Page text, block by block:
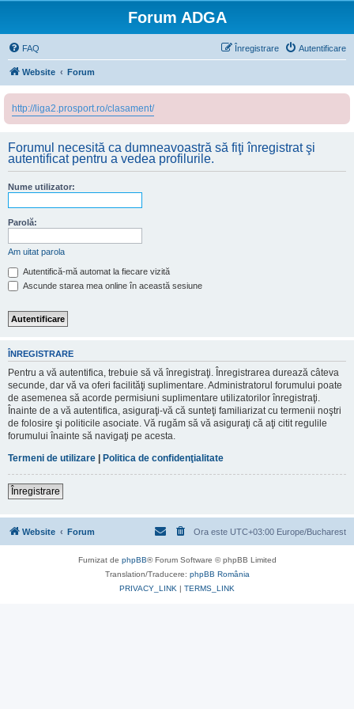
Forum ADGA
FAQ Autentificare
Înregistrare
Website Forum
http://liga2.prosport.ro/clasament/
Forumul necesită ca dumneavoastră să fiţi înregistrat şi
autentificat pentru a vedea profilurile.
Nume utilizator:
Parolă:
Am uitat parola
Autentifică-mă automat la fiecare vizită
Ascunde starea mea online în această sesiune
ÎNREGISTRARE
Pentru a vă autentifica, trebuie să vă înregistraţi. Înregistrarea durează câteva
secunde, dar vă va oferi facilităţi suplimentare. Administratorul forumului poate
de asemenea să acorde permisiuni suplimentare utilizatorilor înregistraţi.
Înainte de a vă autentifica, asiguraţi-vă că sunteţi familiarizat cu termenii noştri
de folosire şi politicile asociate. Vă rugăm să vă asiguraţi că aţi citit regulile
forumului înainte să navigaţi pe acesta.
Termeni de utilizare | Politica de confidenţialitate
Înregistrare
Website Forum Ora este UTC+03:00 Europe/Bucharest
Furnizat de phpBB® Forum Software © phpBB Limited
Translation/Traducere: phpBB România
PRIVACY_LINK | TERMS_LINK